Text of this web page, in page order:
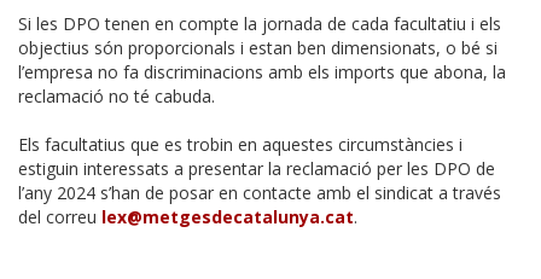
Si les DPO tenen en compte la jornada de cada facultatiu i els
objectius són proporcionals i estan ben dimensionats, o bé si
l’empresa no fa discriminacions amb els imports que abona, la
reclamació no té cabuda.
Els facultatius que es trobin en aquestes circumstàncies i
estiguin interessats a presentar la reclamació per les DPO de
l’any 2024 s’han de posar en contacte amb el sindicat a través
del correu lex@metgesdecatalunya.cat.